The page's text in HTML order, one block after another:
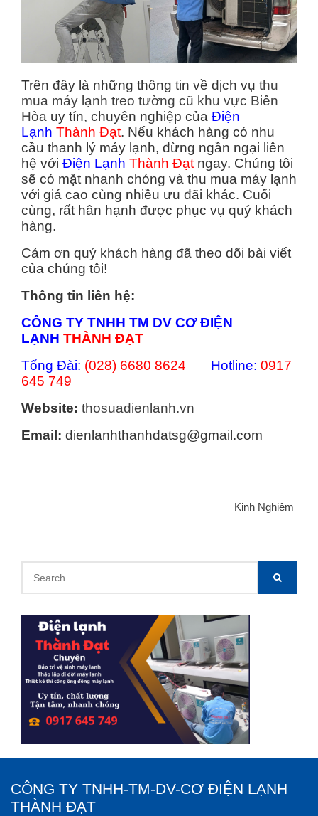
Trên đây là những thông tin về dịch vụ thu
mua máy lạnh treo tường cũ khu vực Biên
Hòa uy tín, chuyên nghiệp của Điện
Lạnh Thành Đạt. Nếu khách hàng có nhu
cầu thanh lý máy lạnh, đừng ngần ngại liên
hệ với Điện Lạnh Thành Đạt ngay. Chúng tôi
sẽ có mặt nhanh chóng và thu mua máy lạnh
với giá cao cùng nhiều ưu đãi khác. Cuối
cùng, rất hân hạnh được phục vụ quý khách
hàng.
Cảm ơn quý khách hàng đã theo dõi bài viết
của chúng tôi!
Thông tin liên hệ:
CÔNG TY TNHH TM DV CƠ ĐIỆN
LẠNH THÀNH ĐẠT
Tổng Đài: (028) 6680 8624 Hotline: 0917
645 749
Website: thosuadienlanh.vn
Email: dienlanhthanhdatsg@gmail.com
Kinh Nghiệm
for:
SEARCH
CÔNG TY TNHH-TM-DV-CƠ ĐIỆN LẠNH
THÀNH ĐẠT